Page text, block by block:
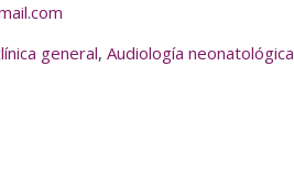
general,Audiología neonatológica